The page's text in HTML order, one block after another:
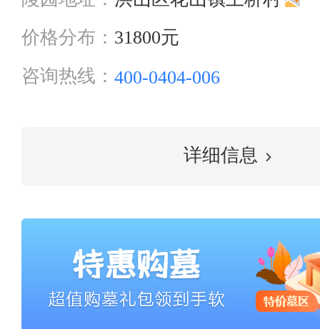
价格分布： 31800元
咨询热线： 400-0404-006
详细信息